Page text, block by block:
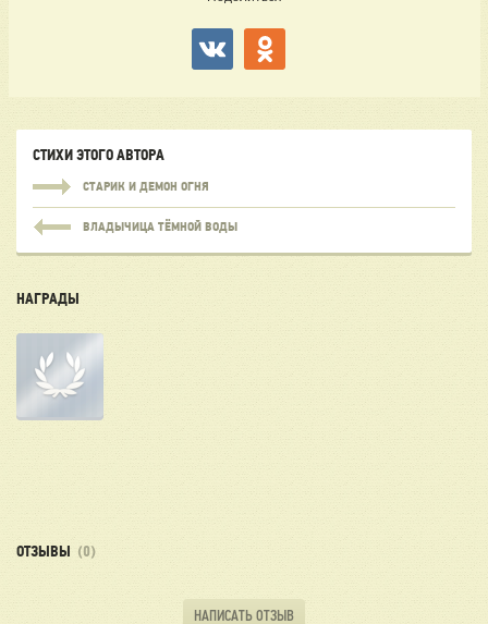
СТИХИ ЭТОГО АВТОРА
СТАРИК И ДЕМОН ОГНЯ
ВЛАДЫЧИЦА ТЁМНОЙ ВОДЫ
НАГРАДЫ
ОТЗЫВЫ (0)
НАПИСАТЬ ОТЗЫВ